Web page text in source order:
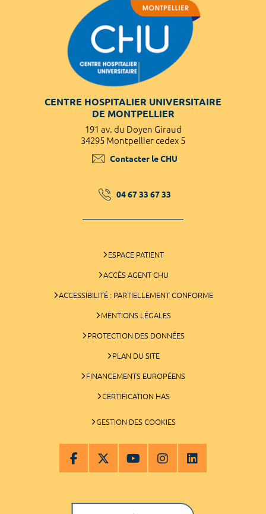
CENTRE HOSPITALIER UNIVERSITAIRE
DE MONTPELLIER
191 av. du Doyen Giraud
34295 Montpellier cedex 5
Contacter le CHU
04 67 33 67 33
ESPACE PATIENT
ACCÈS AGENT CHU
ACCESSIBILITÉ : PARTIELLEMENT CONFORME
MENTIONS LÉGALES
PROTECTION DES DONNÉES
PLAN DU SITE
FINANCEMENTS EUROPÉENS
CERTIFICATION HAS
GESTION DES COOKIES